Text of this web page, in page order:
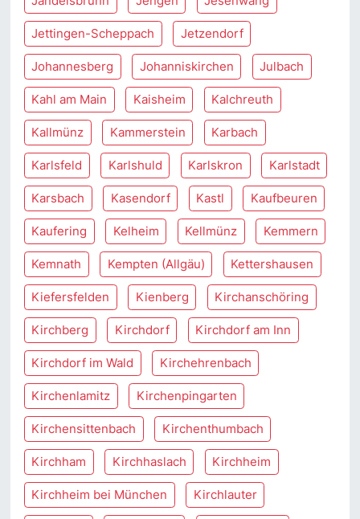
Jettingen-Scheppach Jetzendorf
Johannesberg Johanniskirchen Julbach
Kahl am Main Kaisheim Kalchreuth
Kallmünz Kammerstein Karbach
Karlsfeld Karlshuld Karlskron Karlstadt
Karsbach Kasendorf Kastl Kaufbeuren
Kaufering Kelheim Kellmünz Kemmern
Kemnath Kempten (Allgäu) Kettershausen
Kiefersfelden Kienberg Kirchanschöring
Kirchberg Kirchdorf Kirchdorf am Inn
Kirchdorf im Wald Kirchehrenbach
Kirchenlamitz Kirchenpingarten
Kirchensittenbach Kirchenthumbach
Kirchham Kirchhaslach Kirchheim
Kirchheim bei München Kirchlauter